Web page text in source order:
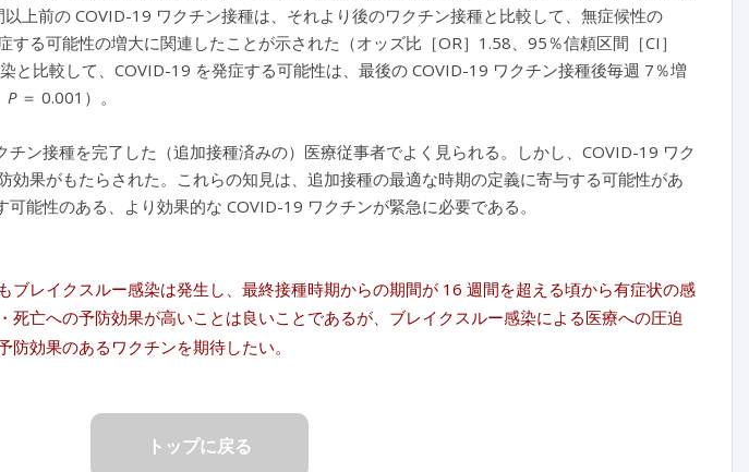
上前の COVID-19 ワクチン接種は、それより後のワクチン接種と比較して、無症候性の
する可能性の増大に関連したことが示された（オッズ比［OR］1.58、95％信頼区間［CI］
と比較して、COVID-19 を発症する可能性は、最後の COVID-19 ワクチン接種後毎週 7％増
P＝ 0.001）。
チン接種を完了した（追加接種済みの）医療従事者でよく見られる。しかし、COVID-19 ワク
効果がもたらされた。これらの知見は、追加接種の最適な時期の定義に寄与する可能性があ
可能性のある、より効果的な COVID-19 ワクチンが緊急に必要である。
ブレイクスルー感染は発生し、最終接種時期からの期間が 16 週間を超える頃から有症状の感
死亡への予防効果が高いことは良いことであるが、ブレイクスルー感染による医療への圧迫
効果のあるワクチンを期待したい。
トップに戻る